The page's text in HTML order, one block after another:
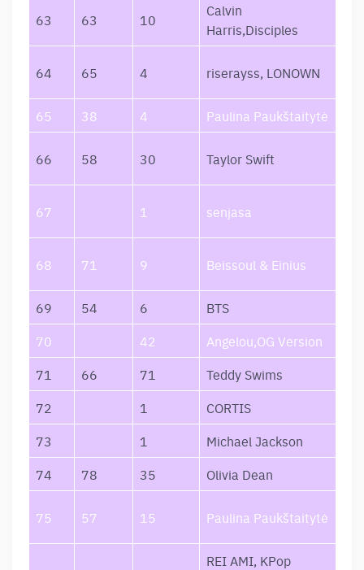
63 63 10
Calvin
Harris,Disciples
64 65 4 riserayss, LONOWN
65
38 4 Paulina Paukštaitytė
66 58 30 Taylor Swift
67 1 senjasa
68 71 9 Beissoul & Einius
69
54 6 BTS
70
42 Angelou,OG Version
71
66 71 Teddy Swims
72
1 CORTIS
73
1 Michael Jackson
74
78 35 Olivia Dean
75 57 15 Paulina Paukštaitytė
REI AMI, KPop